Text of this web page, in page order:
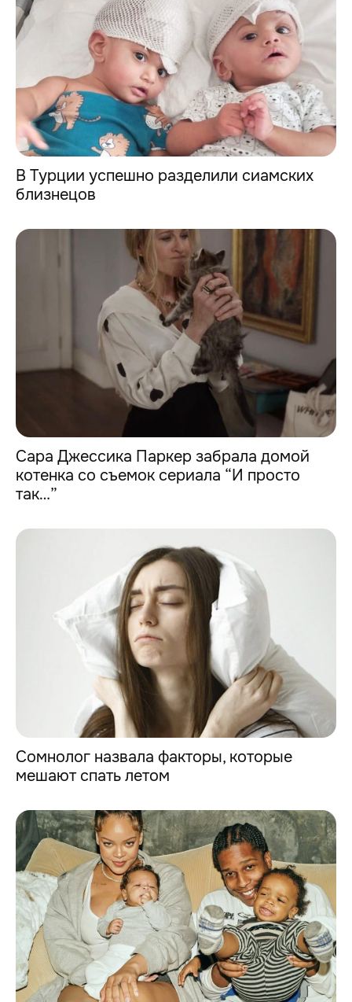
В Турции успешно разделили сиамских
близнецов
Сара Джессика Паркер забрала домой
котенка со съемок сериала “И просто
так…”
Cомнолог назвала факторы, которые
мешают спать летом